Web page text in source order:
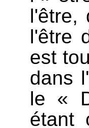
l'être,
l'être
est
dans
le «
étant